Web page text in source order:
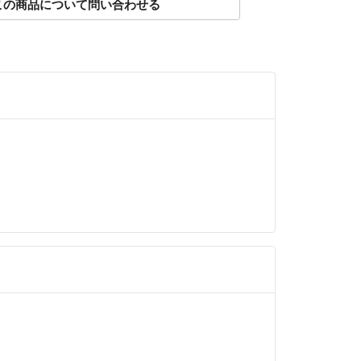
い。
の商品について問い合わせる